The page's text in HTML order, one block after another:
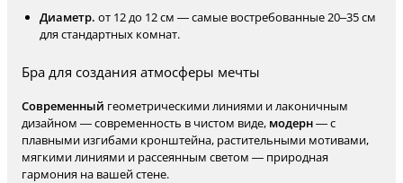
Диаметр. от 12 до 12 см — самые востребованные 20–35 см
для стандартных комнат.
Бра для создания атмосферы мечты
Современный геометрическими линиями и лаконичным
дизайном — современность в чистом виде, модерн— с
плавными изгибами кронштейна, растительными мотивами,
мягкими линиями и рассеянным светом — природная
гармония на вашей стене.